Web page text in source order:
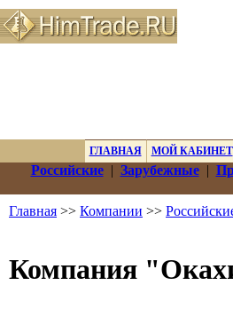
ГЛАВНАЯ МОЙ КАБИНЕТ
Российские| Зарубежные|
Главная >> Компании >>
Компания